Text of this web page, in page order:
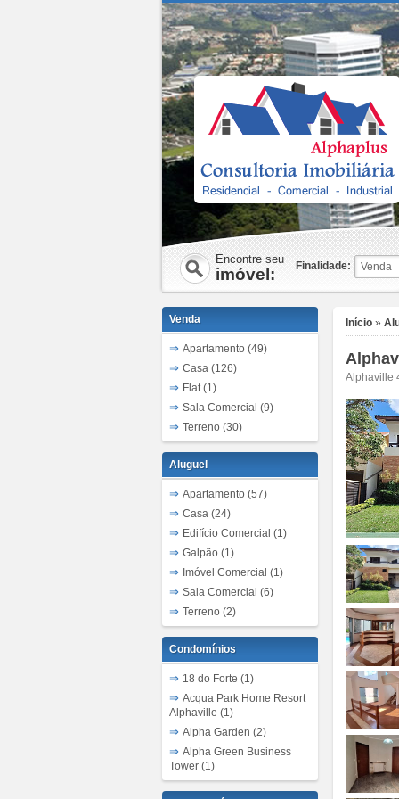
Encontre seu
imóvel: Finalidade:
Início »
Alphaville
Venda
Apartamento (49)
Casa (126)
Flat (1)
Sala Comercial (9)
Terreno (30)
Aluguel
Apartamento (57)
Casa (24)
Edifício Comercial (1)
Galpão (1)
Imóvel Comercial (1)
Sala Comercial (6)
Terreno (2)
Condomínios
18 do Forte (1)
Acqua Park Home Resort
Alphaville (1)
Alpha Garden (2)
Alpha Green Business
Tower (1)